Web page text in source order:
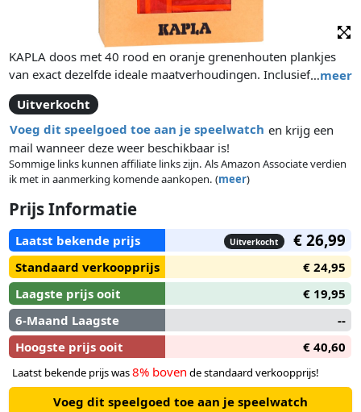
…meer
KAPLA doos met 40 rood en oranje grenenhouten plankjes
van exact dezelfde ideale maatverhoudingen. Inclusief een
speciaal bijpassend voorbeeldboek. De voorbeelden in het
boek zijn gebaseerd op deze 2 kleuren en in combinatie met
blanke kapla plankjes.
Uitverkocht
Voeg dit speelgoed toe aan je speelwatch en krijg een
mail wanneer deze weer beschikbaar is!
Sommige links kunnen affiliate links zijn. Als Amazon Associate verdien
ik met in aanmerking komende aankopen. (meer)
Prijs Informatie
Laatst bekende prijs Uitverkocht € 26,99
Standaard verkoopprijs
€ 24,95
Laagste prijs ooit
€ 19,95
6-Maand Laagste
--
Hoogste prijs ooit
€ 40,60
Laatst bekende prijs was8% boven de standaard verkoopprijs!
Voeg dit speelgoed toe aan je speelwatch